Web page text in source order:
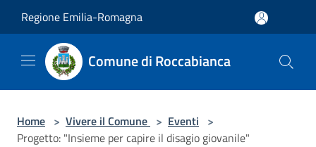
Regione Emilia-Romagna
Comune di Roccabianca
Home > Vivere il Comune > Eventi >
Progetto: "Insieme per capire il disagio giovanile"